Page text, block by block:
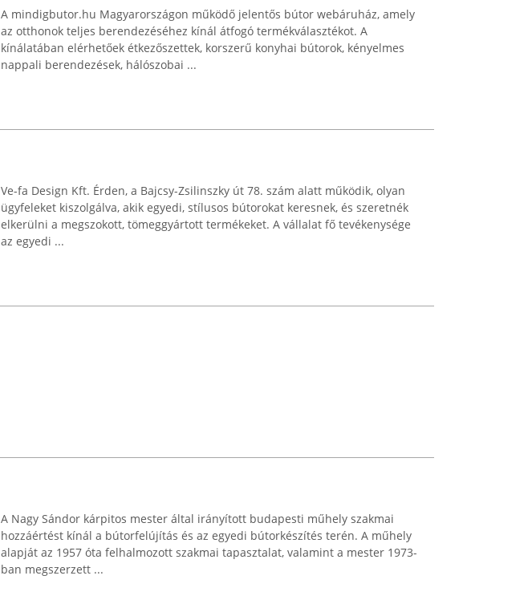
A mindigbutor.hu Magyarországon működő jelentős bútor webáruház, amely
az otthonok teljes berendezéséhez kínál átfogó termékválasztékot. A
kínálatában elérhetőek étkezőszettek, korszerű konyhai bútorok, kényelmes
nappali berendezések, hálószobai ...
Ve-fa Design Kft. Érden, a Bajcsy-Zsilinszky út 78. szám alatt működik, olyan
ügyfeleket kiszolgálva, akik egyedi, stílusos bútorokat keresnek, és szeretnék
elkerülni a megszokott, tömeggyártott termékeket. A vállalat fő tevékenysége
az egyedi ...
A Nagy Sándor kárpitos mester által irányított budapesti műhely szakmai
hozzáértést kínál a bútorfelújítás és az egyedi bútorkészítés terén. A műhely
alapját az 1957 óta felhalmozott szakmai tapasztalat, valamint a mester 1973-
ban megszerzett ...